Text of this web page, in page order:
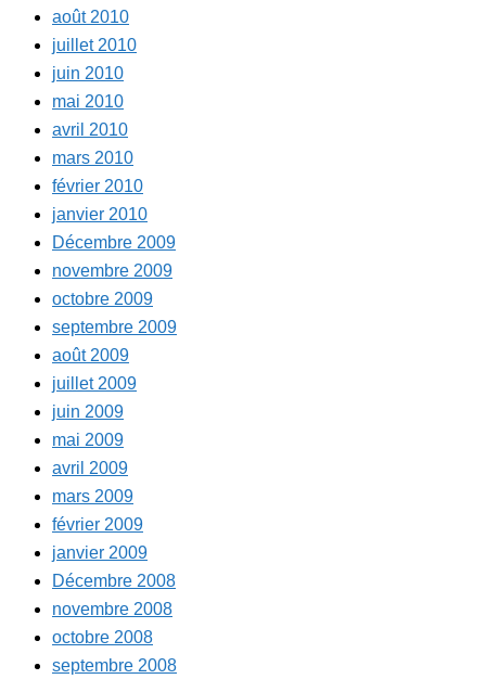
août 2010
juillet 2010
juin 2010
mai 2010
avril 2010
mars 2010
février 2010
janvier 2010
Décembre 2009
novembre 2009
octobre 2009
septembre 2009
août 2009
juillet 2009
juin 2009
mai 2009
avril 2009
mars 2009
février 2009
janvier 2009
Décembre 2008
novembre 2008
octobre 2008
septembre 2008